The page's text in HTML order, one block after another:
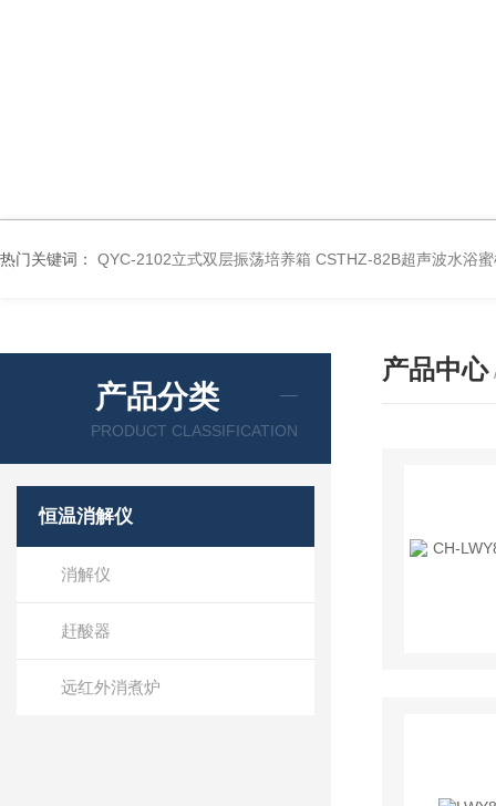
热门关键词： QYC-2102立式双层振荡培养箱 CSTHZ-82B超声波水浴
产品分类
PRODUCT CLASSIFICATION
恒温消解仪
消解仪
赶酸器
远红外消煮炉
产品中心